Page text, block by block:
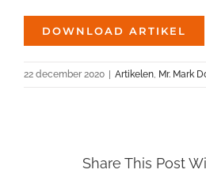
DOWNLOAD ARTIKEL
22 december 2020 Artikelen, Mr. Mark
Share This Post